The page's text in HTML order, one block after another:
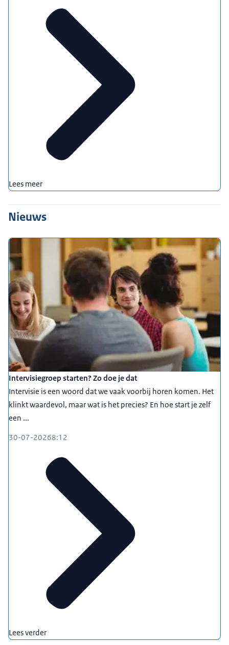
Lees meer
Nieuws
Intervisiegroep starten? Zo doe je dat
Intervisie is een woord dat we vaak voorbij horen komen. Het
klinkt waardevol, maar wat is het precies? En hoe start je zelf
een ...
30-07-20268:12
Lees verder